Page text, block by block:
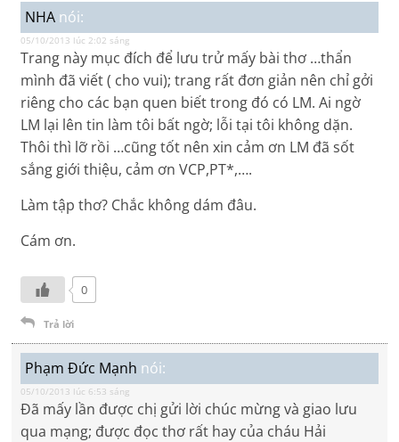
NHA nói:
05/10/2013 lúc 2:02 sáng
Trang này mục đích để lưu trử mấy bài thơ …thẩn
mình đã viết ( cho vui); trang rất đơn giản nên chỉ gởi
riêng cho các bạn quen biết trong đó có LM. Ai ngờ
LM lại lên tin làm tôi bất ngờ; lỗi tại tôi không dặn.
Thôi thì lỡ rồi …cũng tốt nên xin cảm ơn LM đã sốt
sắng giới thiệu, cảm ơn VCP,PT*,….
Làm tập thơ? Chắc không dám đâu.
Cám ơn.
0
Trả lời
Phạm Đức Mạnh nói:
05/10/2013 lúc 6:53 sáng
Đã mấy lần được chị gửi lời chúc mừng và giao lưu
qua mạng; được đọc thơ rất hay của cháu Hải